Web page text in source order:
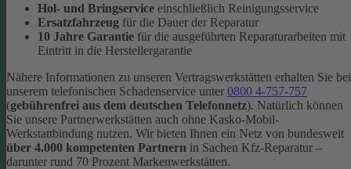
Hol- und Bringservice einschließlich Reinigungsservice
Ersatzfahrzeug für die Dauer der Reparatur
10 Jahre Garantie für die ausgeführten Reparaturarbeiten mit
Eintritt in die Herstellergarantie
Nähere Informationen zu unseren Vertragswerkstätten erhalten Sie bei
unserem telefonischen Schadenservice unter 0800 4-757-757
(gebührenfrei aus dem deutschen Telefonnetz). Natürlich können
Sie unsere Partnerwerkstätten auch ohne Kasko-Mobil-
Werkstattbindung nutzen. Wir bieten Ihnen ein Netz von bundesweit
über 4.000 kompetenten Partnern in Sachen Kfz-Reparatur –
darunter rund 70 Prozent Markenwerkstätten.